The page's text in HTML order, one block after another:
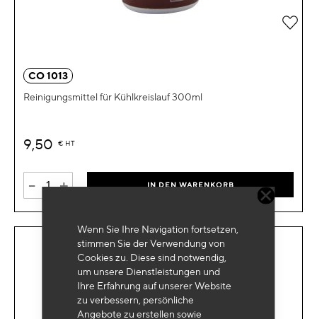
Wenn Sie Ihre Navigation fortsetzen,
stimmen Sie der Verwendung von
Cookies zu. Diese sind notwendig,
um unsere Dienstleistungen und
Ihre Erfahrung auf unserer Website
zu verbessern, persönliche
Angebote zu erstellen sowie
CO 1013
Reinigungsmittel für Kühlkreislauf 300ml
9,50 € HT
- + IN DEN WARENKORB
Zur